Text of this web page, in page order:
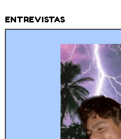
ENTREVISTAS